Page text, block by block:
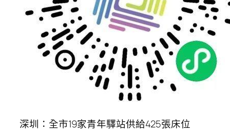
深圳：全市19家青年驛站供給425張床位